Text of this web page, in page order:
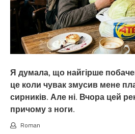
Я думала, що найгірше
це коли чувак змусив мене
сирників. Але ні. Вчора цей
причому з ноги.
Roman